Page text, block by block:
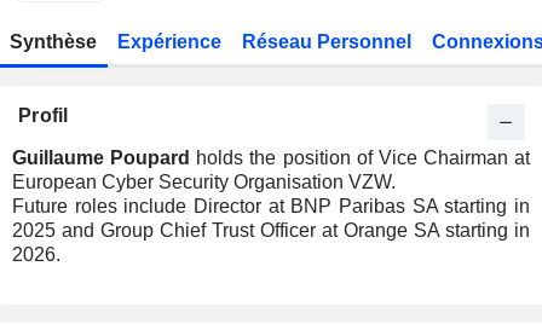
Synthèse Expérience Réseau Personnel
Profil
Guillaume Poupard holds the position of Vice Chairman at
European Cyber Security Organisation VZW.
Future roles include Director at BNP Paribas SA starting in
2025 and Group Chief Trust Officer at Orange SA starting in
2026.